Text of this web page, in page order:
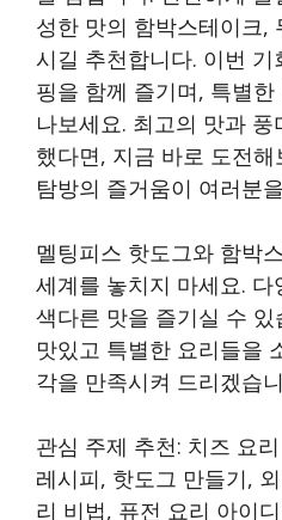
성한 맛의 함박스테이크,
시길 추천합니다. 이번
핑을 함께 즐기며, 특별
나보세요. 최고의 맛과
했다면, 지금 바로 도전
탐방의 즐거움이 여러분
멜팅피스 핫도그와 함박
세계를 놓치지 마세요.
색다른 맛을 즐기실 수
맛있고 특별한 요리들을
각을 만족시켜 드리겠습
관심 주제 추천: 치즈 요
레시피, 핫도그 만들기,
리 비법, 퓨전 요리 아이